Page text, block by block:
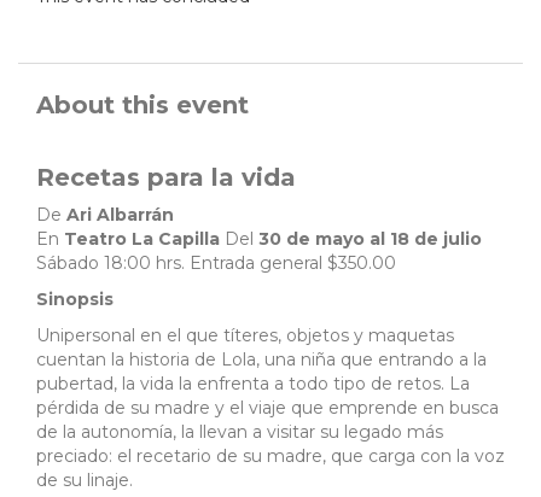
About this event
Recetas para la vida
De Ari Albarrán
En Teatro La Capilla Del 30 de mayo al 18 de julio
Sábado 18:00 hrs. Entrada general $350.00
Sinopsis
Unipersonal en el que títeres, objetos y maquetas
cuentan la historia de Lola, una niña que entrando a la
pubertad, la vida la enfrenta a todo tipo de retos. La
pérdida de su madre y el viaje que emprende en busca
de la autonomía, la llevan a visitar su legado más
preciado: el recetario de su madre, que carga con la voz
de su linaje.